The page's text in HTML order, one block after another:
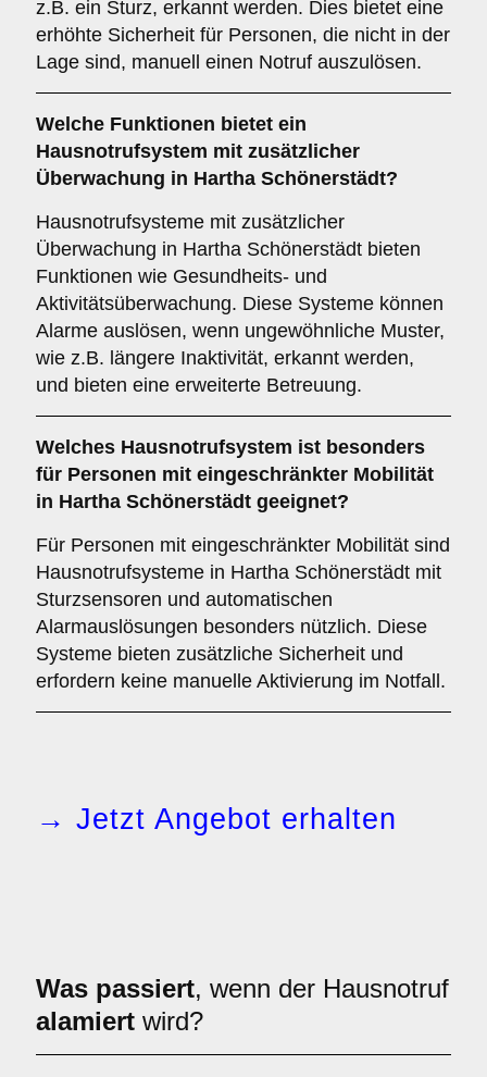
z.B. ein Sturz, erkannt werden. Dies bietet eine
erhöhte Sicherheit für Personen, die nicht in der
Lage sind, manuell einen Notruf auszulösen.
Welche Funktionen bietet ein
Hausnotrufsystem mit zusätzlicher
Überwachung in Hartha Schönerstädt?
Hausnotrufsysteme mit zusätzlicher
Überwachung in Hartha Schönerstädt bieten
Funktionen wie Gesundheits- und
Aktivitätsüberwachung. Diese Systeme können
Alarme auslösen, wenn ungewöhnliche Muster,
wie z.B. längere Inaktivität, erkannt werden,
und bieten eine erweiterte Betreuung.
Welches Hausnotrufsystem ist besonders
für Personen mit eingeschränkter Mobilität
in Hartha Schönerstädt geeignet?
Für Personen mit eingeschränkter Mobilität sind
Hausnotrufsysteme in Hartha Schönerstädt mit
Sturzsensoren und automatischen
Alarmauslösungen besonders nützlich. Diese
Systeme bieten zusätzliche Sicherheit und
erfordern keine manuelle Aktivierung im Notfall.
→ Jetzt Angebot erhalten
Was passiert, wenn der Hausnotruf
alamiert wird?